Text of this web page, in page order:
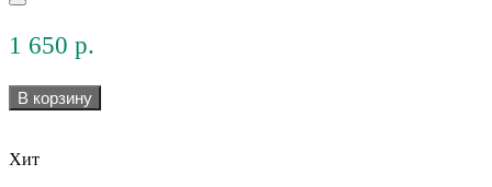
1 650 р.
В корзину
Хит